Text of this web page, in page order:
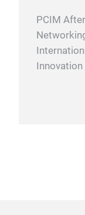
PCIM